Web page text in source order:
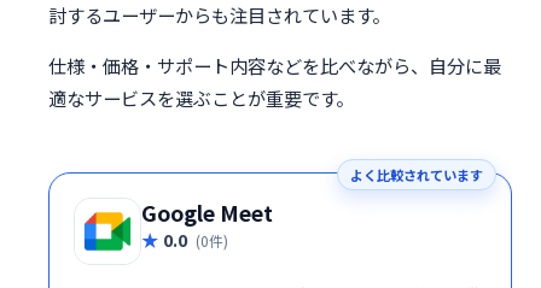
討するユーザーからも注目されています。
仕様・価格・サポート内容などを比べながら、自分に最
適なサービスを選ぶことが重要です。
よく比較されています
Google Meet
0.0 (0件)